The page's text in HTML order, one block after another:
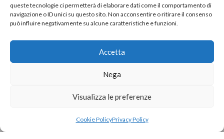
queste tecnologie ci permetterà di elaborare dati come il comportamento di
navigazione o ID unici su questo sito. Non acconsentire o ritirare il consenso
può influire negativamente su alcune caratteristiche e funzioni.
Accetta
Nega
Visualizza le preferenze
Cookie PolicyPrivacy Policy
su 5
Corso e Certificazione informatica EIPASS 7
Moduli User con videolezioni
Certificazione informatica EIPASS 7 Moduli User
Orario e informazioni
84013 Cava de' Tirreni